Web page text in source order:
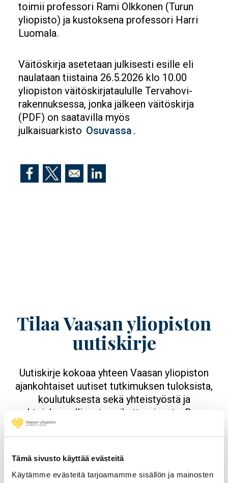
Tämä sivusto käyttää evästeitä
Käytämme evästeitä tarjoamamme sisällön ja mainosten
toimii professori Rami Olkkonen (Turun
yliopisto) ja kustoksena professori Harri
Luomala.
Väitöskirja asetetaan julkisesti esille eli
naulataan tiistaina 26.5.2026 klo 10.00
yliopiston väitöskirjataululle Tervahovi-
rakennuksessa, jonka jälkeen väitöskirja
(PDF) on saatavilla myös
julkaisuarkisto Osuvassa .
Opens in a new window
Opens in a new windowOpens in a new window
Tilaa Vaasan yliopiston
uutiskirje
Uutiskirje kokoaa yhteen Vaasan yliopiston
ajankohtaiset uutiset tutkimuksen tuloksista,
koulutuksesta sekä yhteistyöstä ja
yhteiskunnallisesta vaikuttamisesta. Pysy
kanssamme kehityksen eturintamassa.
Tilaa uutiskirje